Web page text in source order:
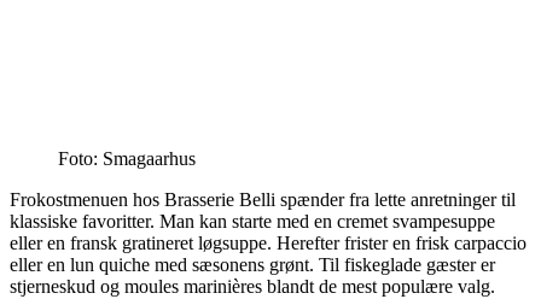
Foto: Smagaarhus
Frokostmenuen hos Brasserie Belli spænder fra lette anretninger til
klassiske favoritter. Man kan starte med en cremet svampesuppe
eller en fransk gratineret løgsuppe. Herefter frister en frisk carpaccio
eller en lun quiche med sæsonens grønt. Til fiskeglade gæster er
stjerneskud og moules marinières blandt de mest populære valg.